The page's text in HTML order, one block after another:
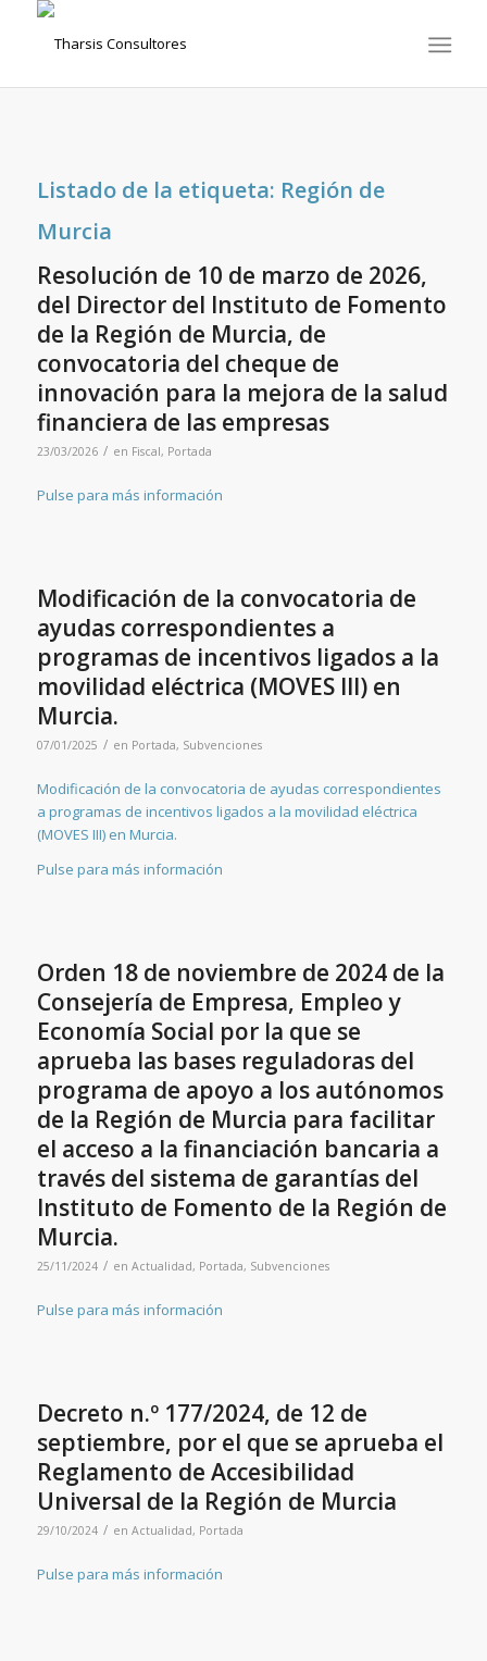
Listado de la etiqueta: Región de
Murcia
Resolución de 10 de marzo de 2026,
del Director del Instituto de Fomento
de la Región de Murcia, de
convocatoria del cheque de
innovación para la mejora de la salud
financiera de las empresas
23/03/2026 / en Fiscal, Portada
Pulse para más información
Modificación de la convocatoria de
ayudas correspondientes a
programas de incentivos ligados a la
movilidad eléctrica (MOVES III) en
Murcia.
07/01/2025 / en Portada, Subvenciones
Modificación de la convocatoria de ayudas correspondientes
a programas de incentivos ligados a la movilidad eléctrica
(MOVES III) en Murcia.
Pulse para más información
Orden 18 de noviembre de 2024 de la
Consejería de Empresa, Empleo y
Economía Social por la que se
aprueba las bases reguladoras del
programa de apoyo a los autónomos
de la Región de Murcia para facilitar
el acceso a la financiación bancaria a
través del sistema de garantías del
Instituto de Fomento de la Región de
Murcia.
25/11/2024 / en Actualidad, Portada, Subvenciones
Pulse para más información
Decreto n.º 177/2024, de 12 de
septiembre, por el que se aprueba el
Reglamento de Accesibilidad
Universal de la Región de Murcia
29/10/2024 / en Actualidad, Portada
Pulse para más información